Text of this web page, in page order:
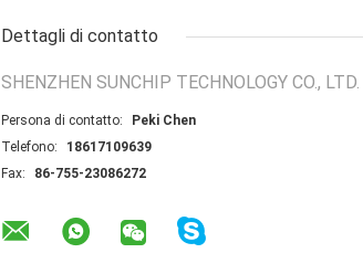
Dettagli di contatto
SHENZHEN SUNCHIP TECHNOLOGY CO., LTD.
Persona di contatto:
Peki Chen
Telefono:
18617109639
Fax:
86-755-23086272